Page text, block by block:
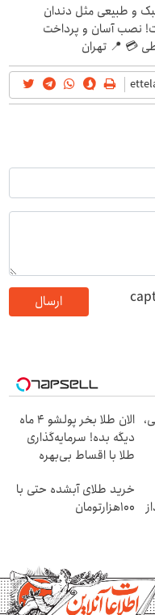
و طبیعی مثل دندان
نصب آسان و پرداخت
💳 📍 تهران
ارسال
الان طلا بخر پولشو 4 ماه
دیگه بده! سرمایه‌گذاری
طلا با اقساط بی‌بهره
خرید طلای آبشده حتی با
۱۰۰هزارتومان